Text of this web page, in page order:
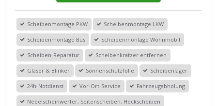
Scheibenmontage PKW Scheibenmontage LKW
Scheibenmontage Bus Scheibenmontage Wohnmobil
Scheiben-Reparatur Scheibenkratzer entfernen
Gläser & Blinker Sonnenschutzfolie Scheibenlager
24h-Notdienst Vor-Ort-Service Fahrzeugabholung
Nebelscheinwerfer, Seitenscheiben, Heckscheiben